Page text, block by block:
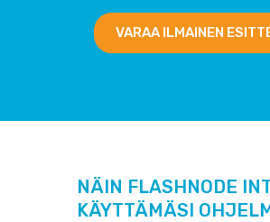
VARAA ILMAINEN
NÄIN FLASHNODE
KÄYTTÄMÄSI